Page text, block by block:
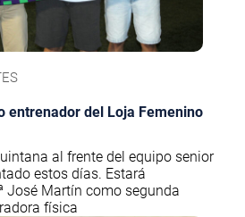
entrenador del Loja Femenino
al frente del equipo senior
estos días. Estará
José Martín como segunda
física